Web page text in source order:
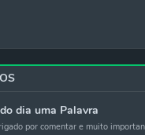
dia uma Palavra
por comentar e muito